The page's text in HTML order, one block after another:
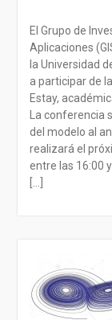
El Grupo de
Aplicaciones
la Universidad
a participar de
Estay,
La conferencia
del modelo al
realizará el
entre las 16:00